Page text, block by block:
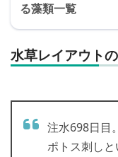
る藻類一覧
水草レイアウト
注水698日目
ポトス刺し